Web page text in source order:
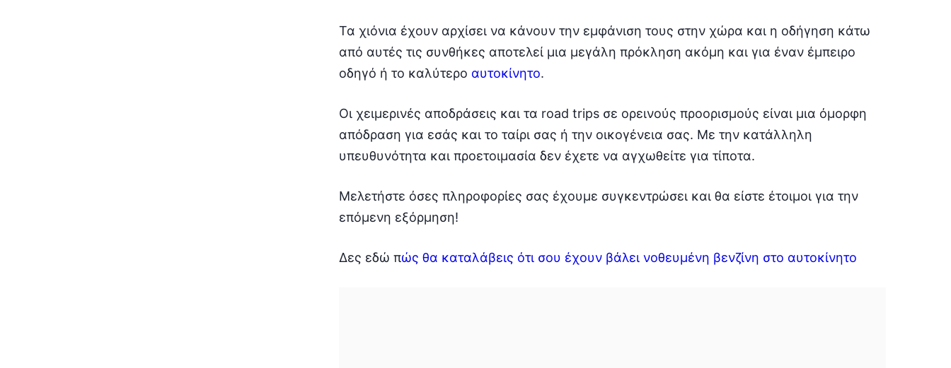
Τα χιόνια έχουν αρχίσει να κάνουν την εμφάνιση τους στην χώρα και η οδήγηση κάτω
από αυτές τις συνθήκες αποτελεί μια μεγάλη πρόκληση ακόμη και για έναν έμπειρο
οδηγό ή το καλύτερο αυτοκίνητο.
Οι χειμερινές αποδράσεις και τα road trips σε ορεινούς προορισμούς είναι μια όμορφη
απόδραση για εσάς και το ταίρι σας ή την οικογένεια σας. Με την κατάλληλη
υπευθυνότητα και προετοιμασία δεν έχετε να αγχωθείτε για τίποτα.
Μελετήστε όσες πληροφορίες σας έχουμε συγκεντρώσει και θα είστε έτοιμοι για την
επόμενη εξόρμηση!
Δες εδώ πώς θα καταλάβεις ότι σου έχουν βάλει νοθευμένη βενζίνη στο αυτοκίνητο